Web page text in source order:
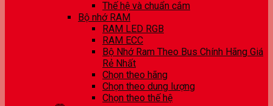
Thế hệ và chuẩn cắm
Bộ nhớ RAM
RAM LED RGB
RAM ECC
Bộ Nhớ Ram Theo Bus Chính Hãng Giá
Rẻ Nhất
Chọn theo hãng
Chọn theo dung lượng
Chọn theo thế hệ